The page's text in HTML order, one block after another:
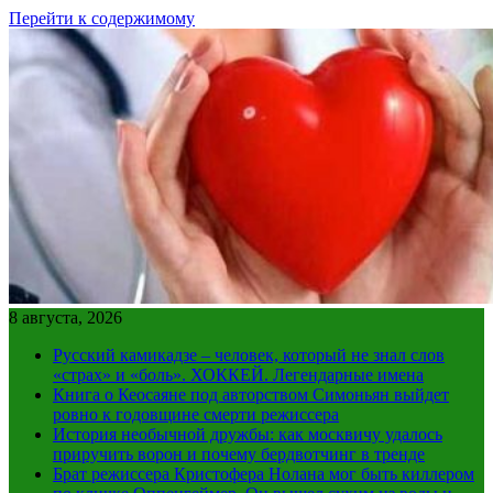
Перейти к содержимому
8 августа, 2026
Русский камикадзе – человек, который не знал слов
«страх» и «боль». ХОККЕЙ. Легендарные имена
Книга о Кеосаяне под авторством Симоньян выйдет
ровно к годовщине смерти режиссера
История необычной дружбы: как москвичу удалось
приручить ворон и почему бердвотчинг в тренде
Брат режиссера Кристофера Нолана мог быть киллером